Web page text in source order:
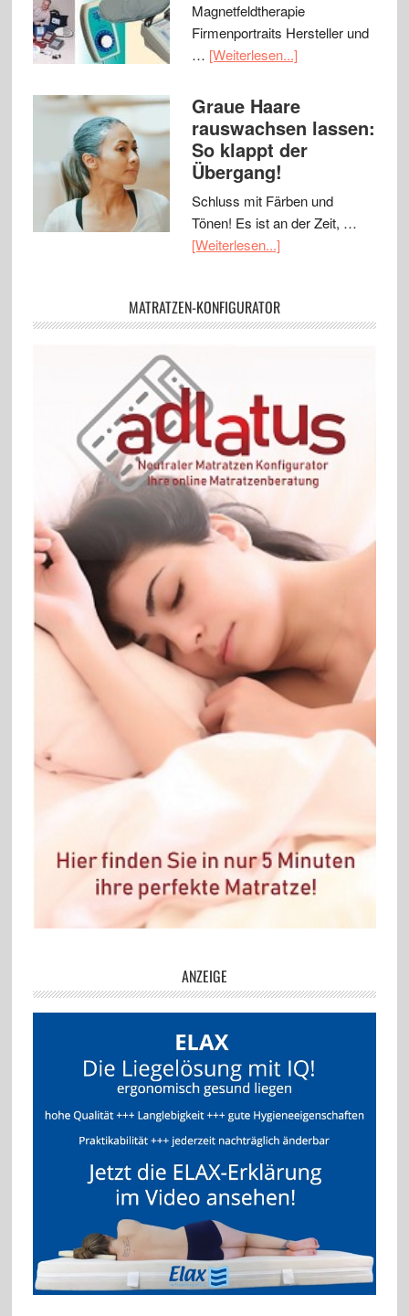
Magnetfeldtherapie
Firmenportraits Hersteller und
… [Weiterlesen...]
Graue Haare
rauswachsen lassen:
So klappt der
Übergang!
Schluss mit Färben und
Tönen! Es ist an der Zeit, …
[Weiterlesen...]
MATRATZEN-KONFIGURATOR
ANZEIGE